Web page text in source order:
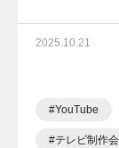
2025.10.21
YouTube
テレビ制作